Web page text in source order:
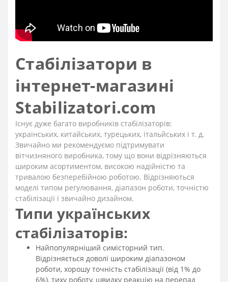
Стабілізатори в
інтернет-магазині
Stabilizatori.com
Існує дуже багато виробників стабілізаторів:
українських, китайських, турецьких, італьйських і т. д.
Звичайно ми рекомендуємо підтримувати
вітчизняного виробника, тому що вони відрізняються
широким асортиментом, високою надійністю та
тривалою безперебійною роботою. Відрізняються
моделі типом регулювання, діапазон роботи, точністю
стабілізації і звичайно дизайном.
Типи українських
стабілізаторів:
Найпопулярніший симісторний тип.
Відрізняється доволі широким діапазоном
роботи, хорошу точність стабілізації (від 1% до
6%), тиху роботу, швидку реакцію на перепад